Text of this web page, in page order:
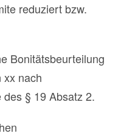
reduziert bzw.
Bonitätsbeurteilung
xx nach
§ 19 Absatz 2.